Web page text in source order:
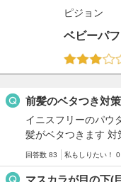
ピジョン
ベビーパ
前髪のベタつき対策
イニスフリーのパウ
髪がベタつきます 対
回答数 83 私もしりたい！ 0
マスカラが目の下(